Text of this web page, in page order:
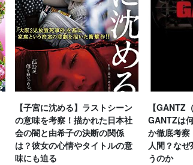
【子宮に沈める】ラストシーン
の意味を考察！描かれた日本社
会の闇と由希子の決断の関係
は？彼女の心情やタイトルの意
味にも迫る
【GANTZ
GANTZは
か徹底考察
人間？な
うのか